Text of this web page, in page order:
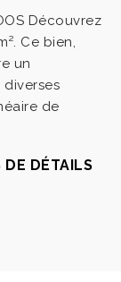
Découvrez
Ce bien,
un
de
DE DÉTAILS